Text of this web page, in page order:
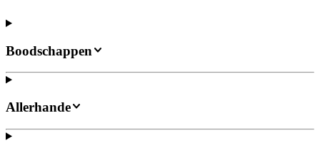
Boodschappen
Allerhande